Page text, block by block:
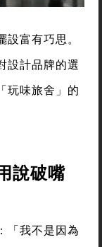
富有巧思。
設計品牌的選
玩味旅舍」的
說破嘴
「我不是因為